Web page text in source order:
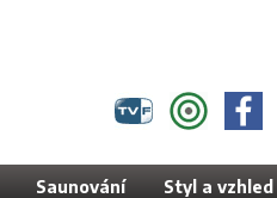
Saunování Styl a vzhled